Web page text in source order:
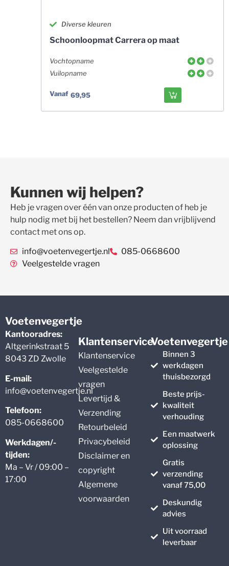
Diverse kleuren
Schoonloopmat Carrera op maat
Vochtopname
Vuilopname
Vanaf 69,95
Kunnen wij helpen?
Heb je vragen over één van onze producten of heb je
hulp nodig met bij het bestellen? Neem dan vrijblijvend
contact met ons op.
info@voetenvegertje.nl
085-0668600
Veelgestelde vragen
Voetenvegertje
Kantooradres:
Altgerinkstraat 5
8043 ZD Zwolle
E-mail:
info@voetenvegertje.nl
Telefoon:
085-0668600
Werkdagen/-
tijden:
Ma – Vr / 09:00 –
17:00
Klantenservice
Klantenservice
Veelgestelde
vragen
Levertijd &
Verzending
Retourbeleid
Privacybeleid
Disclaimer en
copyright
Algemene
voorwaarden
Voetenvegertje
Binnen 3
werkdagen
thuisbezorgd
Beste prijs-
kwaliteit
verhouding
Een maatwerk
oplossing
Gratis
verzending
vanaf 75,00
Deskundig
advies
Uit voorraad
leverbaar